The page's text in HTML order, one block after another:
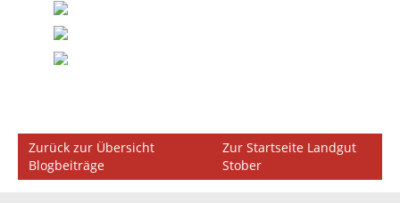
Zurück zur Übersicht
Blogbeiträge
Zur Startseite Landgut
Stober